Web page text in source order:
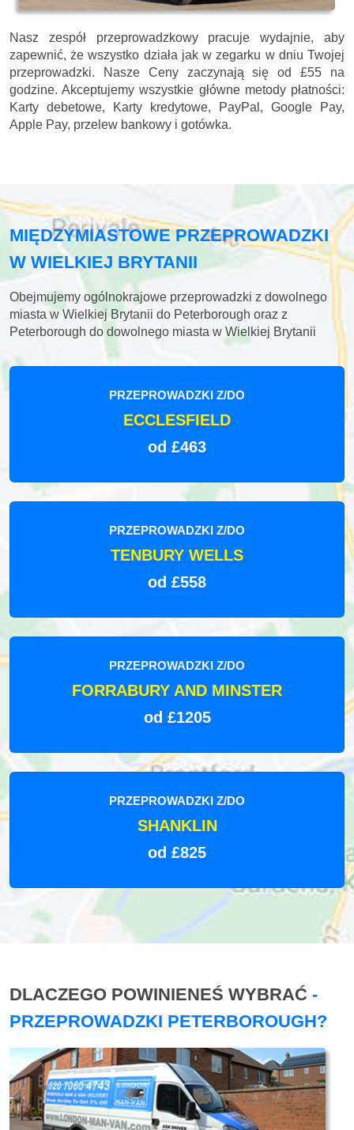
Nasz zespół przeprowadzkowy pracuje wydajnie, aby
zapewnić, że wszystko działa jak w zegarku w dniu Twojej
przeprowadzki. Nasze Ceny zaczynają się od £55 na
godzine. Akceptujemy wszystkie główne metody płatności:
Karty debetowe, Karty kredytowe, PayPal, Google Pay,
Apple Pay, przelew bankowy i gotówka.
MIĘDZYMIASTOWE PRZEPROWADZKI
W WIELKIEJ BRYTANII
Obejmujemy ogólnokrajowe przeprowadzki z dowolnego
miasta w Wielkiej Brytanii do Peterborough oraz z
Peterborough do dowolnego miasta w Wielkiej Brytanii
PRZEPROWADZKI Z/DO
ECCLESFIELD
od £463
PRZEPROWADZKI Z/DO
TENBURY WELLS
od £558
PRZEPROWADZKI Z/DO
FORRABURY AND MINSTER
od £1205
PRZEPROWADZKI Z/DO
SHANKLIN
od £825
DLACZEGO POWINIENEŚ WYBRAĆ -
PRZEPROWADZKI PETERBOROUGH?